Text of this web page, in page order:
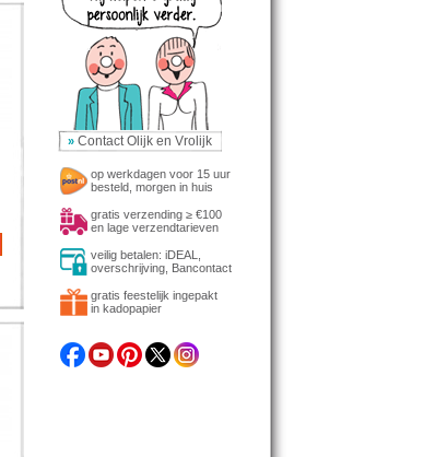
» Contact Olijk en Vrolijk
op werkdagen voor 15 uur
besteld, morgen in huis
gratis verzending ≥ €100
en lage verzendtarieven
veilig betalen: iDEAL,
overschrijving, Bancontact
gratis feestelijk ingepakt
in kadopapier